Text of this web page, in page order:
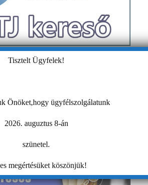
Tisztelt Ügyfelek!
Önöket,hogy ügyfélszolgálatunk
2026. auguztus 8-án
szünetel.
megértésüket köszönjük!